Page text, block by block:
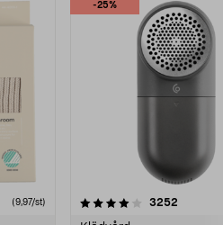
(9,97/st)
-25%
3252
4.5av 5 stjärnor